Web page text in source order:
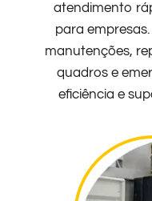
atendimento
para
manutenções,
quadros e
eficiência e